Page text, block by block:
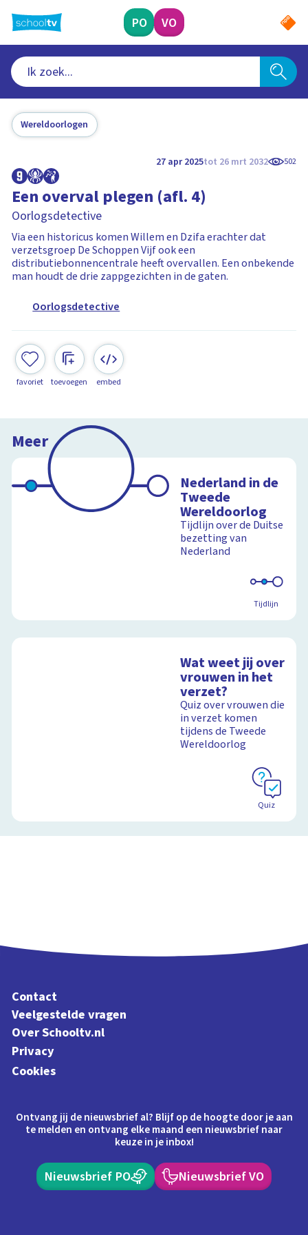
naar
hoofdinhoud
PO VO
Wereldoorlogen
27 apr 2025tot 26 mrt 2032 502
Een overval plegen (afl. 4)
Oorlogsdetective
Via een historicus komen Willem en Dzifa erachter dat
verzetsgroep De Schoppen Vijf ook een
distributiebonnencentrale heeft overvallen. Een onbekende
man houdt de drie zappgezichten in de gaten.
Oorlogsdetective
favoriet toevoegen embed
Meer
Nederland in de
Tweede
Wereldoorlog
Tijdlijn over de Duitse
bezetting van
Nederland
Tijdlijn
Wat weet jij over
vrouwen in het
verzet?
Quiz over vrouwen die
in verzet komen
tijdens de Tweede
Wereldoorlog
Quiz
Contact
Veelgestelde vragen
Over Schooltv.nl
Privacy
Cookies
Ontvang jij de nieuwsbrief al? Blijf op de hoogte door je aan
te melden en ontvang elke maand een nieuwsbrief naar
keuze in je inbox!
Nieuwsbrief PO Nieuwsbrief VO